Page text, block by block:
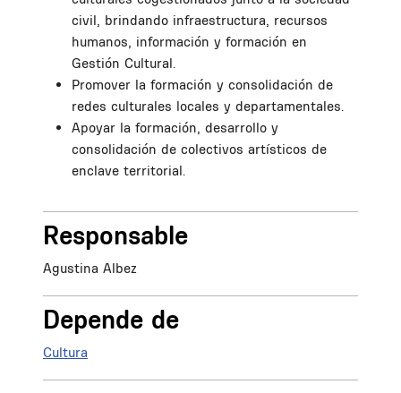
civil, brindando infraestructura, recursos
humanos, información y formación en
Gestión Cultural.
Promover la formación y consolidación de
redes culturales locales y departamentales.
Apoyar la formación, desarrollo y
consolidación de colectivos artísticos de
enclave territorial.
Responsable
Agustina Albez
Depende de
Cultura